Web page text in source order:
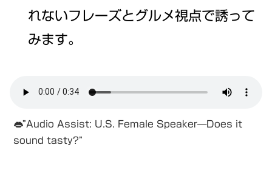
れないフレーズとグルメ視点で誘って
みます。
👄”Audio Assist: U.S. Female Speaker—Does it
sound tasty?”